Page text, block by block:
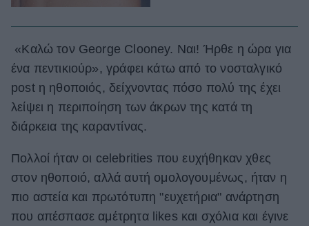
«Καλώ τον George Clooney. Ναι! Ήρθε η ώρα για
ένα πεντικιούρ», γράφει κάτω από το νοσταλγικό
post η ηθοποιός, δείχνοντας πόσο πολύ της έχει
λείψει η περιποίηση των άκρων της κατά τη
διάρκεια της καραντίνας.
Πολλοί ήταν οι celebrities που ευχήθηκαν χθες
στον ηθοποιό, αλλά αυτή ομολογουμένως, ήταν η
πιο αστεία και πρωτότυπη "ευχετήρια" ανάρτηση
που απέσπασε αμέτρητα likes και σχόλια και έγινε